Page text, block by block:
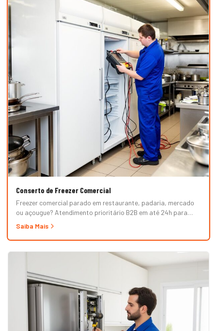
Conserto de Freezer Comercial
Freezer comercial parado em restaurante, padaria, mercado
ou açougue? Atendimento prioritário B2B em até 24h para
horizontal, vertical, expositor, ilha refrigerada e câmara fria.
Saiba Mais